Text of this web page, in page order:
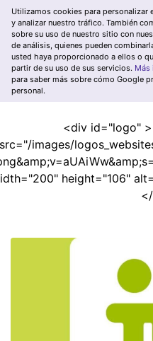
Utilizamos cookies para personalizar
y analizar nuestro tráfico. También
sobre su uso de nuestro sitio con
de análisis, quienes pueden
usted haya proporcionado a ellos o
partir de su uso de sus servicios. Más
para saber más sobre cómo Google
personal.
<div id="logo"
src="/images/
height="106"